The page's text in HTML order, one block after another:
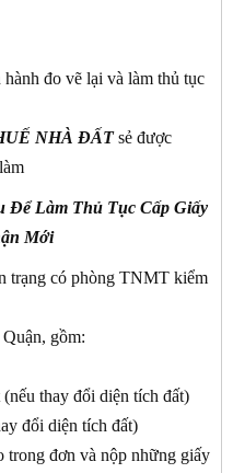
đo vẽ lại và làm thủ tục
NHÀ ĐẤTsẻ được
Để Làm Thủ Tục Cấp Giấy
Mới
trạng có phòng TNMT kiểm
gồm:
thay đổi diện tích đất)
đổi diện tích đất)
trong đơn và nộp những giấy